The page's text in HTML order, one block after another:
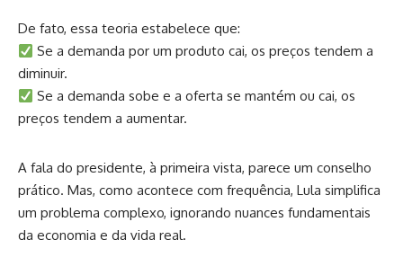
De fato, essa teoria estabelece que:
Se a demanda por um produto cai, os preços tendem a
diminuir.
Se a demanda sobe e a oferta se mantém ou cai, os
preços tendem a aumentar.
A fala do presidente, à primeira vista, parece um conselho
prático. Mas, como acontece com frequência, Lula simplifica
um problema complexo, ignorando nuances fundamentais
da economia e da vida real.